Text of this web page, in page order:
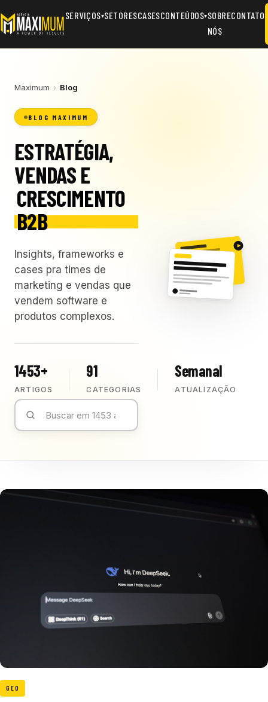
SERVIÇOS▾SETORESCASESCONTEÚDOS▾SOBRE
NÓS
CONTATO
Maximum › Blog
BLOG MAXIMUM
ESTRATÉGIA,
VENDAS E
CRESCIMENTO
B2B
Insights, frameworks e
cases pra times de
marketing e vendas que
vendem software e
produtos complexos.
1453+
ARTIGOS
91
CATEGORIAS
Semanal
ATUALIZAÇÃO
GEO